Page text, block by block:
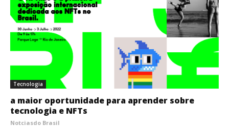
Tecnologia
a maior oportunidade para aprender sobre
tecnologia e NFTs
Notciasdo Brasil